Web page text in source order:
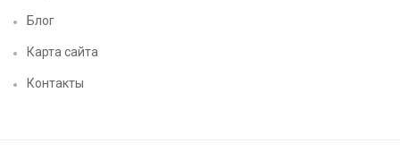
Блог
Карта сайта
Контакты